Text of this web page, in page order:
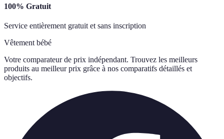
100% Gratuit
Service entièrement gratuit et sans inscription
Vêtement bébé
Votre comparateur de prix indépendant. Trouvez les meilleurs
produits au meilleur prix grâce à nos comparatifs détaillés et
objectifs.